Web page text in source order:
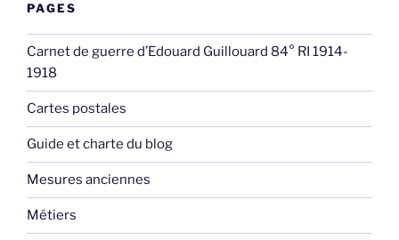
PAGES
Carnet de guerre d’Edouard Guillouard 84° RI 1914-
1918
Cartes postales
Guide et charte du blog
Mesures anciennes
Métiers